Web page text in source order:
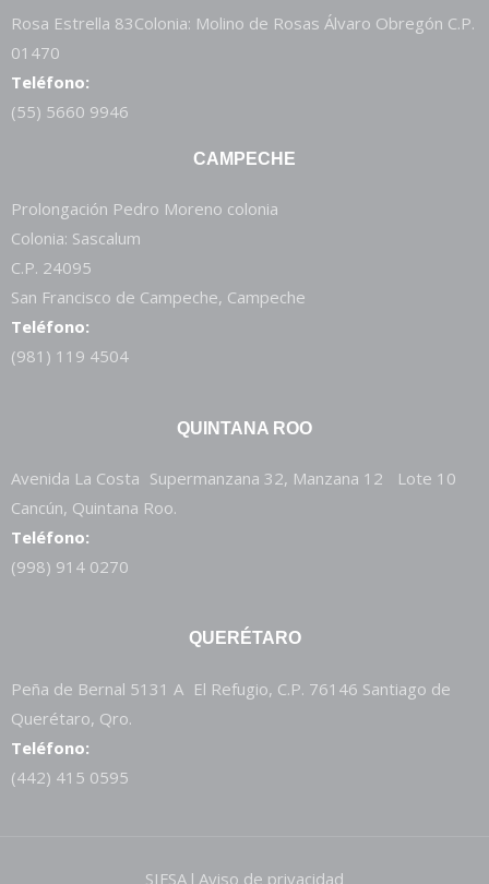
Rosa Estrella 83Colonia: Molino de Rosas Álvaro Obregón C.P.
01470
Teléfono:
(55) 5660 9946
CAMPECHE
Prolongación Pedro Moreno colonia
Colonia: Sascalum
C.P. 24095
San Francisco de Campeche, Campeche
Teléfono:
(981) 119 4504
QUINTANA ROO
Avenida La Costa Supermanzana 32, Manzana 12 Lote 10
Cancún, Quintana Roo.
Teléfono:
(998) 914 0270
QUERÉTARO
Peña de Bernal 5131 A El Refugio, C.P. 76146 Santiago de
Querétaro, Qro.
Teléfono:
(442) 415 0595
SIFSA l Aviso de privacidad